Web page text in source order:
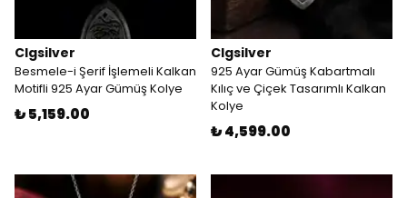
Clgsilver
Besmele-i Şerif İşlemeli Kalkan
Motifli 925 Ayar Gümüş Kolye
₺ 5,159.00
Clgsilver
925 Ayar Gümüş Kabartmalı
Kılıç ve Çiçek Tasarımlı Kalkan
Kolye
₺ 4,599.00